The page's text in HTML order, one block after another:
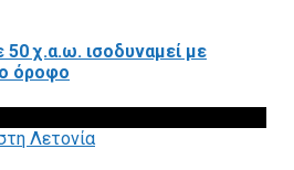
50 χ.α.ω. ισοδυναμεί με
όροφο